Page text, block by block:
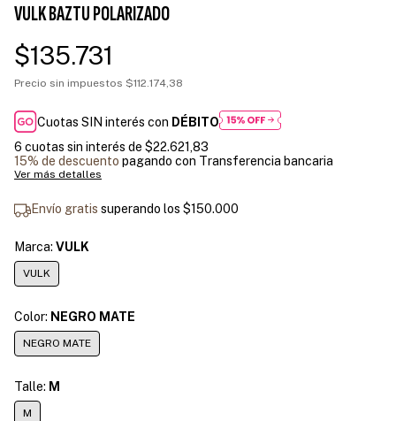
VULK BAZTU POLARIZADO
$135.731
Precio sin impuestos $112.174,38
Cuotas SIN interés con DÉBITO
6 cuotas sin interés de $22.621,83
15% de descuento pagando con Transferencia bancaria
Ver más detalles
Envío gratis superando los $150.000
Marca: VULK
VULK
Color: NEGRO MATE
NEGRO MATE
Talle: M
M